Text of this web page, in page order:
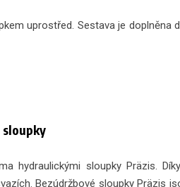
uprostřed. Sestava je doplněna
sloupky
hydraulickými sloupky Präzis.
Bezúdržbové sloupky Präzis